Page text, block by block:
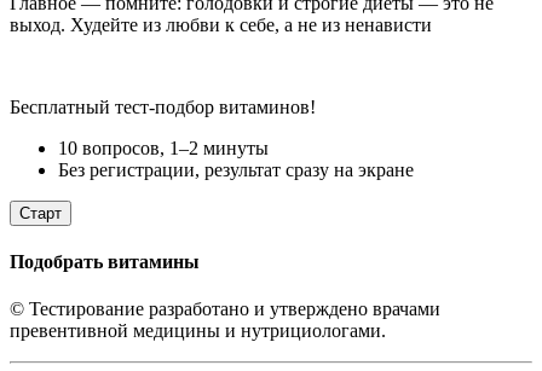
выход. Худейте из любви к себе, а не из ненависти
Бесплатный тест-подбор витаминов!
10 вопросов, 1–2 минуты
Без регистрации, результат сразу на экране
Старт
Подобрать витамины
© Тестирование разработано и утверждено врачами
превентивной медицины и нутрициологами.